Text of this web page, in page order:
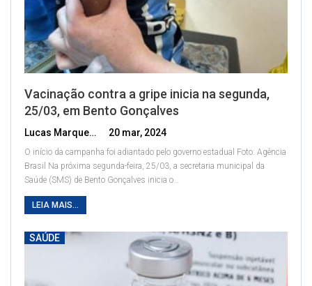
Vacinação contra a gripe inicia na segunda,
25/03, em Bento Gonçalves
Lucas Marques 20 mar, 2024
O início da campanha foi adiantado pelo governo estadual Foto: Agência
Brasil Na próxima segunda-feira, 25/03, a secretaria municipal da
Saúde (SMS) de Bento Gonçalves inicia o
LEIA MAIS...
SAÚDE